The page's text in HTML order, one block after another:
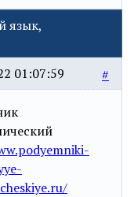
язык,
#
01:07:59